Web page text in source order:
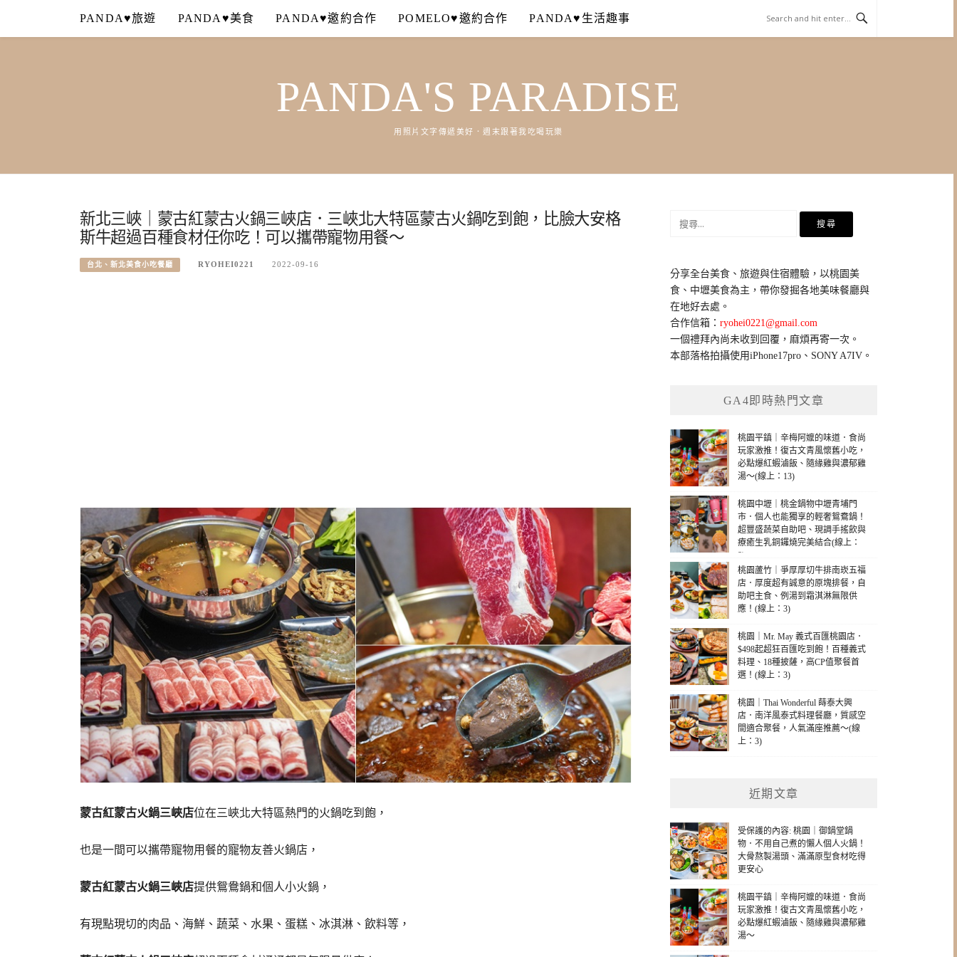
content
PANDA♥旅遊 PANDA♥美食 PANDA♥邀約合作 POMELO♥邀約合作 PANDA♥生活趣事
PANDA'S PARADISE
用照片文字傳遞美好．週末跟著我吃喝玩樂
新北三峽｜蒙古紅蒙古火鍋三峽店．三峽北大特區蒙古火鍋吃到飽，比臉大安格
斯牛超過百種食材任你吃！可以攜帶寵物用餐～
台北、新北美食小吃餐廳 RYOHEI0221 2022-09-16
蒙古紅蒙古火鍋三峽店位在三峽北大特區熱門的火鍋吃到飽，
也是一間可以攜帶寵物用餐的寵物友善火鍋店，
蒙古紅蒙古火鍋三峽店提供鴛鴦鍋和個人小火鍋，
有現點現切的肉品、海鮮、蔬菜、水果、蛋糕、冰淇淋、飲料等，
鍵
字:
分享全台美食、旅遊與住宿體驗，以桃園美
食、中壢美食為主，帶你發掘各地美味餐廳與
在地好去處。
合作信箱：ryohei0221@gmail.com
一個禮拜內尚未收到回覆，麻煩再寄一次。
本部落格拍攝使用iPhone17pro、SONY A7IV。
GA4即時熱門文章
桃園平鎮｜辛梅阿嬤的味道．食尚
玩家激推！復古文青風懷舊小吃，
必點爆紅蝦滷飯、隨緣雞與濃郁雞
湯～(線上：13)
桃園中壢｜桃金鍋物中壢青埔門
市．個人也能獨享的輕奢鴛鴦鍋！
超豐盛蔬菜自助吧、現調手搖飲與
療癒生乳銅鑼燒完美結合(線上：
8)
桃園蘆竹｜爭厚厚切牛排南崁五福
店．厚度超有誠意的原塊排餐，自
助吧主食、例湯到霜淇淋無限供
應！(線上：3)
桃園｜Mr. May 義式百匯桃園店．
$498起超狂百匯吃到飽！百種義式
料理、18種披薩，高CP值聚餐首
選！(線上：3)
桃園｜Thai Wonderful 蒔泰大興
店．南洋風泰式料理餐廳，質感空
間適合聚餐，人氣滿座推薦～(線
上：3)
近期文章
受保護的內容: 桃園｜御鍋堂鍋
物．不用自己煮的懶人個人火鍋！
大骨熬製湯頭、滿滿原型食材吃得
更安心
桃園平鎮｜辛梅阿嬤的味道．食尚
玩家激推！復古文青風懷舊小吃，
必點爆紅蝦滷飯、隨緣雞與濃郁雞
湯～